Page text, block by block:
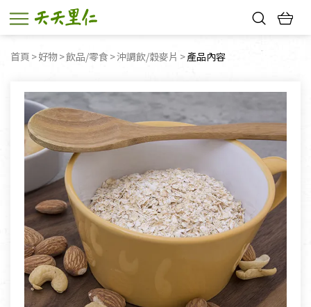
首頁 好物 飲品/零食 沖調飲/穀麥片 目前頁面：
產品內容